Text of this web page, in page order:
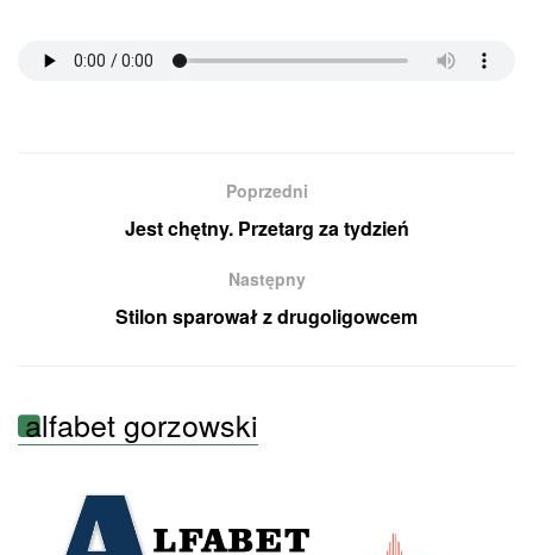
Poprzedni
Jest chętny. Przetarg za tydzień
Następny
Stilon sparował z drugoligowcem
alfabet gorzowski